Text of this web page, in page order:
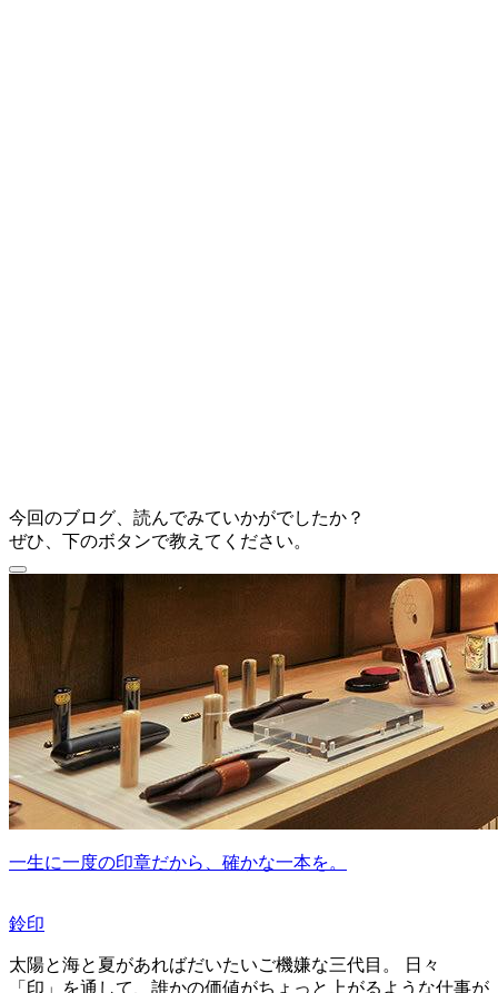
今回のブログ、読んでみていかがでしたか？
ぜひ、下のボタンで教えてください。
一生に一度の印章だから、確かな一本を。
鈴印
太陽と海と夏があればだいたいご機嫌な三代目。 日々
「印」を通して、誰かの価値がちょっと上がるような仕事が